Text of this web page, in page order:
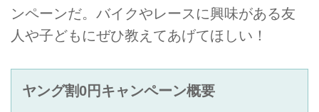
ンペーンだ。バイクやレースに興味がある友
人や子どもにぜひ教えてあげてほしい！
ヤング割0円キャンペーン概要